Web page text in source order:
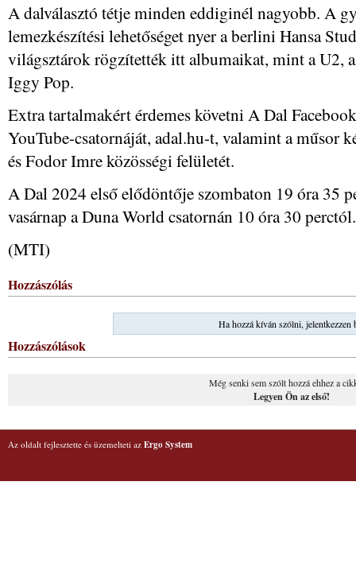
A dalválasztó tétje minden eddiginél nagyobb. A
lemezkészítési lehetőséget nyer a berlini Hansa
világsztárok rögzítették itt albumaikat, mint a U2,
Iggy Pop.
Extra tartalmakért érdemes követni A Dal
YouTube-csatornáját, adal.hu-t, valamint a műsor
és Fodor Imre közösségi felületét.
A Dal 2024 első elődöntője szombaton 19 óra 35
vasárnap a Duna World csatornán 10 óra 30 perctól.
(MTI)
Hozzászólás
Ha hozzá kíván szólni, jelentkezzen
Hozzászólások
Még senki sem szólt hozzá ehhez a
Legyen Ön az első!
Az oldalt fejlesztette és üzemelteti az Ergo System